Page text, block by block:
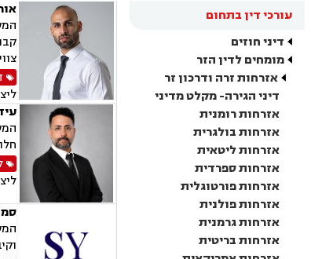
עורכי דין בתחום
דיני חוזים
מומחים לדין הזר
אזרחות זרה ודרכון זר
דיני הגירה- מקלט מדיני
אזרחות רומנית
אזרחות בולגרית
אזרחות ליטאית
אזרחות ספרדית
אזרחות פורטוגלית
אזרחות פולנית
אזרחות גרמנית
אזרחות בריטית